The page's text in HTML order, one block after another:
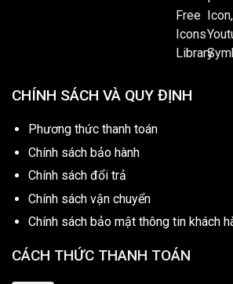
CHÍNH SÁCH VÀ QUY ĐỊNH
Phương thức thanh toán
Chính sách bảo hành
Chính sách đổi trả
Chính sách vận chuyển
Chính sách bảo mật thông tin khách
CÁCH THỨC THANH TOÁN